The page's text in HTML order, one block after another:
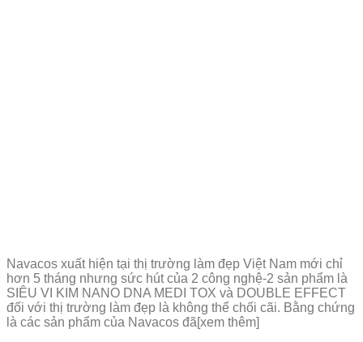
Navacos xuất hiện tại thị trường làm đẹp Việt Nam mới chỉ
hơn 5 tháng nhưng sức hút của 2 công nghệ-2 sản phẩm là
SIÊU VI KIM NANO DNA MEDI TOX và DOUBLE EFFECT
đối với thị trường làm đẹp là không thể chối cãi. Bằng chứng
là các sản phẩm của Navacos đã[xem thêm]